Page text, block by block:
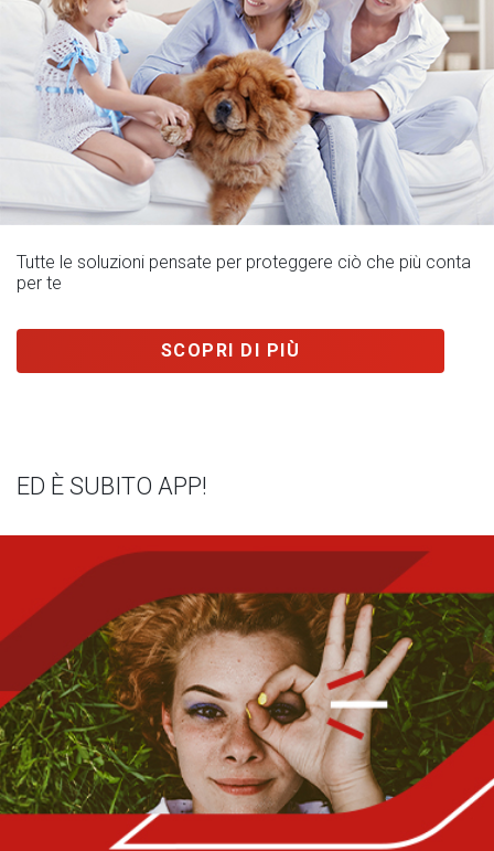
Tutte le soluzioni pensate per proteggere ciò che più conta
per te
SCOPRI DI PIÙ
ED È SUBITO APP!